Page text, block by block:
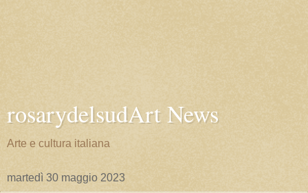
rosarydelsudArt News
Arte e cultura italiana
martedì 30 maggio 2023